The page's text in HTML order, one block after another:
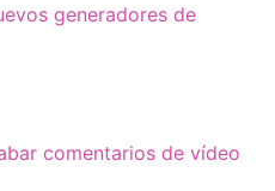
generadores de
comentarios de vídeo